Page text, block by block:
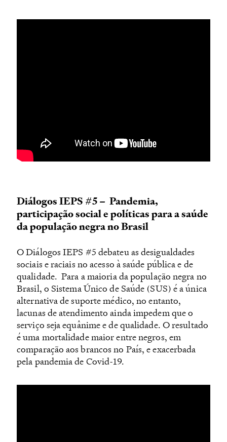
Diálogos IEPS #5 – Pandemia,
participação social e políticas para a saúde
da população negra no Brasil
O Diálogos IEPS #5 debateu as desigualdades
sociais e raciais no acesso à saúde pública e de
qualidade. Para a maioria da população negra no
Brasil, o Sistema Único de Saúde (SUS) é a única
alternativa de suporte médico, no entanto,
lacunas de atendimento ainda impedem que o
serviço seja equânime e de qualidade. O resultado
é uma mortalidade maior entre negros, em
comparação aos brancos no País, e exacerbada
pela pandemia de Covid-19.